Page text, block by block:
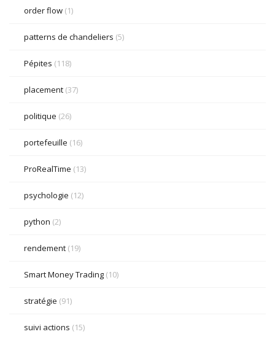
order flow (1)
patterns de chandeliers (5)
Pépites (118)
placement (37)
politique (26)
portefeuille (16)
ProRealTime (13)
psychologie (12)
python (2)
rendement (19)
Smart Money Trading (10)
stratégie (91)
suivi actions (15)